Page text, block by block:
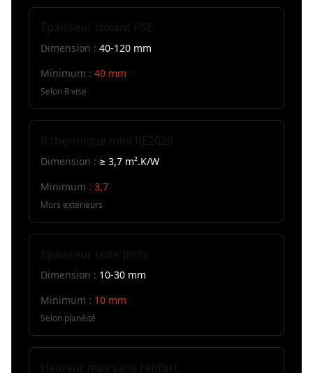
Dimension : 40-120 mm
Minimum : 40 mm
Selon R visé
Dimension : ≥ 3,7 m².K/W
Minimum : 3,7
Murs extérieurs
Dimension : 10-30 mm
Minimum : 10 mm
Selon planéité